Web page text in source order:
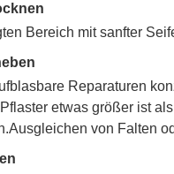
Bereich mit sanfter
Reparaturen
etwas größer ist
von Falten